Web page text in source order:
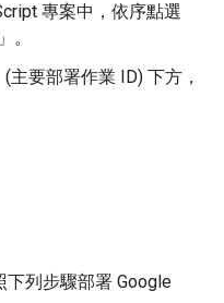
專案中，依序點選
。
主要部署作業 ID) 下方，
列步驟部署 Google